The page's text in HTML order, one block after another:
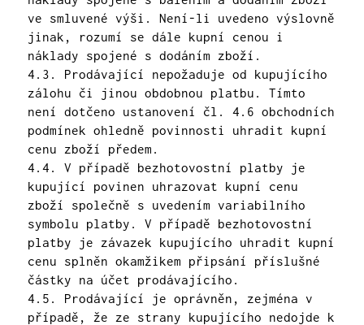
ve smluvené výši. Není-li uvedeno výslovně
jinak, rozumí se dále kupní cenou i
náklady spojené s dodáním zboží.
4.3. Prodávající nepožaduje od kupujícího
zálohu či jinou obdobnou platbu. Tímto
není dotčeno ustanovení čl. 4.6 obchodních
podmínek ohledně povinnosti uhradit kupní
cenu zboží předem.
4.4. V případě bezhotovostní platby je
kupující povinen uhrazovat kupní cenu
zboží společně s uvedením variabilního
symbolu platby. V případě bezhotovostní
platby je závazek kupujícího uhradit kupní
cenu splněn okamžikem připsání příslušné
částky na účet prodávajícího.
4.5. Prodávající je oprávněn, zejména v
případě, že ze strany kupujícího nedojde k